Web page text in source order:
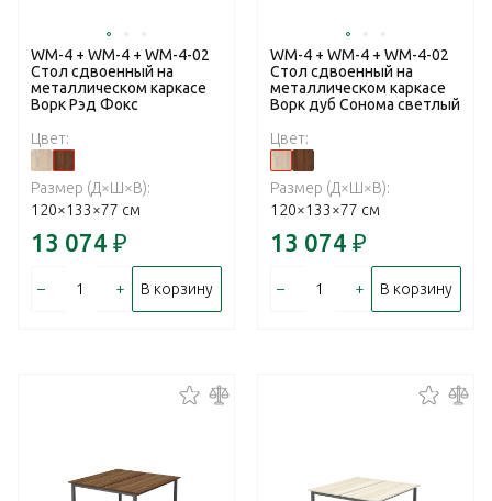
WM-4 + WM-4 + WM-4-02
Стол сдвоенный на
металлическом каркасе
Ворк Рэд Фокс
Цвет:
Размер (Д×Ш×В):
120×133×77 см
13 074 ₽
– + В корзину
WM-4 + WM-4 + WM-4-02
Стол сдвоенный на
металлическом каркасе
Ворк дуб Сонома светлый
Цвет:
Размер (Д×Ш×В):
120×133×77 см
13 074 ₽
– + В корзину